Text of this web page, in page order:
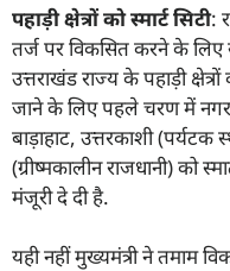
पहाड़ी क्षेत्रों को स्मार्ट सिटी:
तर्ज पर विकसित करने के लिए
उत्तराखंड राज्य के पहाड़ी
जाने के लिए पहले चरण में नगर
बाड़ाहाट, उत्तरकाशी
(ग्रीष्मकालीन राजधानी) को
मंजूरी दे दी है.
यही नहीं मुख्यमंत्री ने तमाम